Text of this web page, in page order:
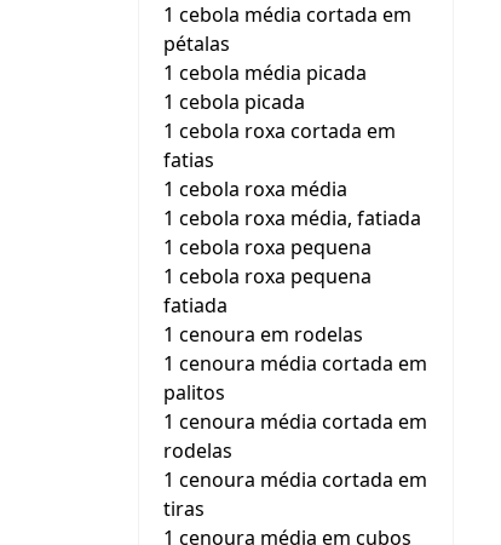
1 cebola média cortada em
pétalas
1 cebola média picada
1 cebola picada
1 cebola roxa cortada em
fatias
1 cebola roxa média
1 cebola roxa média, fatiada
1 cebola roxa pequena
1 cebola roxa pequena
fatiada
1 cenoura em rodelas
1 cenoura média cortada em
palitos
1 cenoura média cortada em
rodelas
1 cenoura média cortada em
tiras
1 cenoura média em cubos